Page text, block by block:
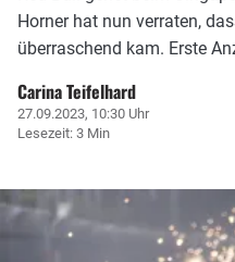
Horner hat nun verraten,
überraschend kam. Erste
Carina Teifelhard
27.09.2023, 10:30 Uhr
Lesezeit: 3 Min